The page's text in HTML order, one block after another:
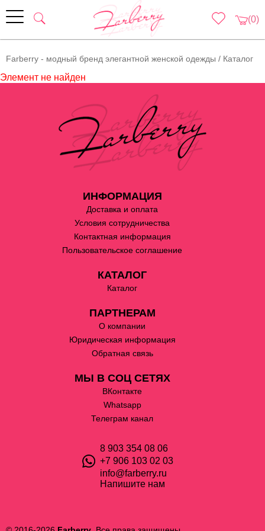
(0)
Farberry - модный бренд элегантной женской одежды / Каталог
Элемент не найден
ИНФОРМАЦИЯ
Доставка и оплата
Условия сотрудничества
Контактная информация
Пользовательское соглашение
КАТАЛОГ
Каталог
ПАРТНЕРАМ
О компании
Юридическая информация
Обратная связь
МЫ В СОЦ СЕТЯХ
ВКонтакте
Whatsapp
Телеграм канал
8 903 354 08 06
+7 906 103 02 03
info@farberry.ru
Напишите нам